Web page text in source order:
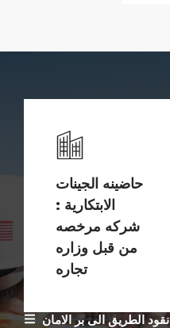
نقود الطريق الى بر الامان
حاضينه الجينات
الابتكارية :
شركه مرخصه
من قبل وزاره
تجاره